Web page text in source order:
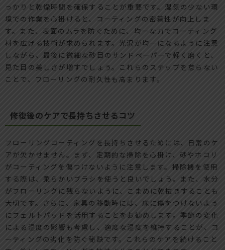
っかりと乾燥時間を確保することが重要です。湿気の少ない環
境での作業を心掛けると、コーティングの密着性が向上しま
す。また、表面のムラを防ぐために、均一な力でコーティング
材を広げる技術が求められます。光沢が均一になるように注意
しながら、最後に微細な砂目のサンドペーパーで軽く磨くと、
見た目の美しさが増すでしょう。これらのステップを怠らない
ことで、フローリングの耐久性も高まります。
修復後のケアで長持ちさせるコツ
フローリングコーティングを長持ちさせるためには、日常のケ
アが欠かせません。まず、定期的な掃除を心掛け、砂やホコリ
がコーティングを傷つけないように注意します。掃除機を使用
する際は、柔らかいブラシを使うと良いでしょう。また、水分
がフローリングに残らないように、こまめに乾拭きすることも
大切です。さらに、家具の移動時には、床に傷をつけないよう
にフェルトパッドを活用することをお勧めします。季節の変化
による湿度の影響も考慮し、適度な湿度を維持することが、コ
ーティングの劣化を防ぐ秘訣です。これらのケアを続けること